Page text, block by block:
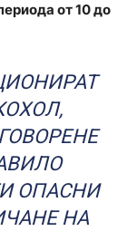
от 10 до
ОПАСНИ
НА